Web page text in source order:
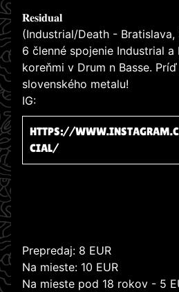
𝐑𝐞𝐬𝐢𝐝𝐮𝐚𝐥
(Industrial/Death - Bratislava,
6 členné spojenie Industrial a
koreňmi v Drum n Basse.
slovenského metalu!
IG:
HTTPS://
CIAL/
Prepredaj: 8 EUR
Na mieste: 10 EUR
Na mieste pod 18 rokov - 5